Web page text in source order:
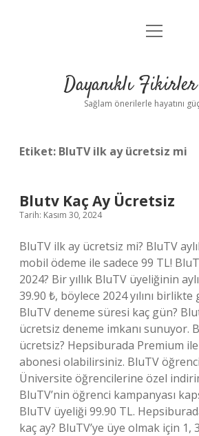
Anasayfa
Yasal Uyarı
menüyü
Dayanıklı
Sağlam önerilerle hayatını
Etiket: BluTV ilk ay ücretsiz mi
Blutv Kaç Ay Ücretsiz
Tarih: Kasım 30, 2024
BluTV ilk ay ücretsiz mi? BluTV
mobil ödeme ile sadece 99 TL!
2024? Bir yıllık BluTV üyeliğinin
39.90 ₺, böylece 2024 yılını
BluTV deneme süresi kaç gün?
ücretsiz deneme imkanı sunuyor.
ücretsiz? Hepsiburada Premium
abonesi olabilirsiniz. BluTV
Üniversite öğrencilerine özel
BluTV’nin öğrenci kampanyası
BluTV üyeliği 99.90 TL.
kaç ay? BluTV’ye üye olmak için 1,